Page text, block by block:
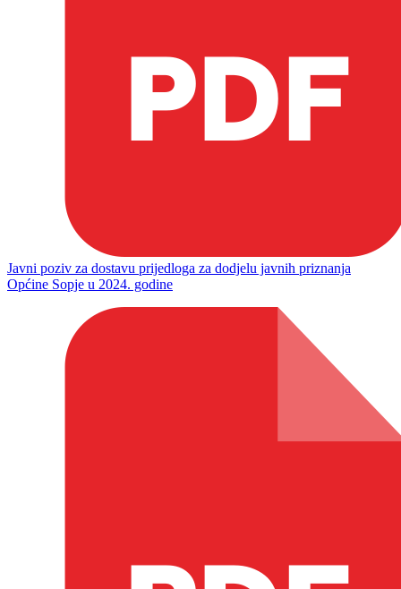
Javni poziv za dostavu prijedloga za dodjelu javnih priznanja
Općine Sopje u 2024. godine